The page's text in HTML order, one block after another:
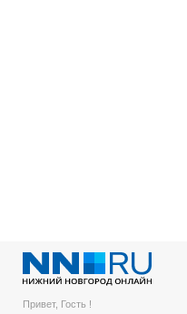
Привет, Гость !